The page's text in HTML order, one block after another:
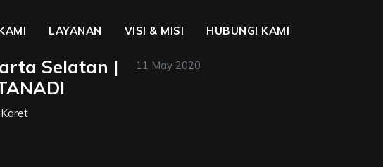
LAYANAN VISI & MISI HUBUNGI KAMI
11 May 2020
Selatan |